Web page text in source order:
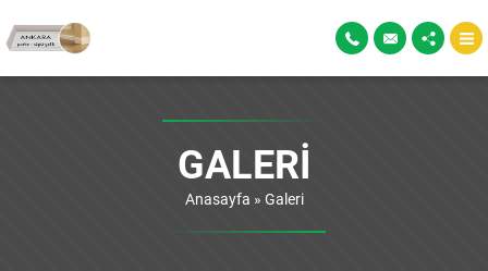
GALERI
Anasayfa » Galeri